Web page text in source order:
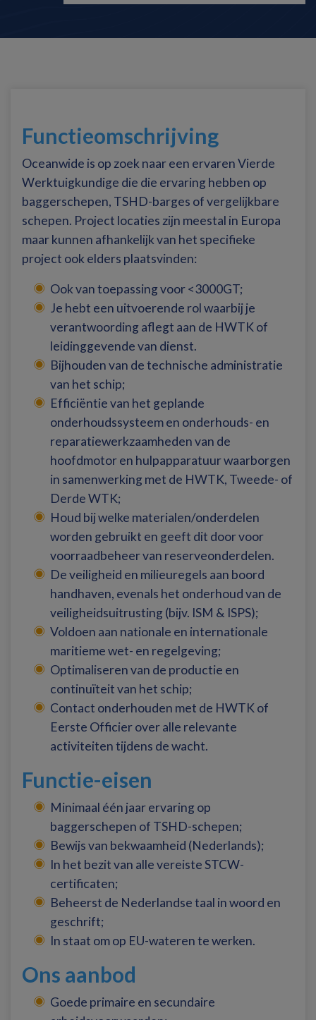
Functieomschrijving
Oceanwide is op zoek naar een ervaren Vierde
Werktuigkundige die die ervaring hebben op
baggerschepen, TSHD-barges of vergelijkbare
schepen. Project locaties zijn meestal in Europa
maar kunnen afhankelijk van het specifieke
project ook elders plaatsvinden:
Ook van toepassing voor <3000GT;
Je hebt een uitvoerende rol waarbij je
verantwoording aflegt aan de HWTK of
leidinggevende van dienst.
Bijhouden van de technische administratie
van het schip;
Efficiëntie van het geplande
onderhoudssysteem en onderhouds- en
reparatiewerkzaamheden van de
hoofdmotor en hulpapparatuur waarborgen
in samenwerking met de HWTK, Tweede- of
Derde WTK;
Houd bij welke materialen/onderdelen
worden gebruikt en geeft dit door voor
voorraadbeheer van reserveonderdelen.
De veiligheid en milieuregels aan boord
handhaven, evenals het onderhoud van de
veiligheidsuitrusting (bijv. ISM & ISPS);
Voldoen aan nationale en internationale
maritieme wet- en regelgeving;
Optimaliseren van de productie en
continuïteit van het schip;
Contact onderhouden met de HWTK of
Eerste Officier over alle relevante
activiteiten tijdens de wacht.
Functie-eisen
Minimaal één jaar ervaring op
baggerschepen of TSHD-schepen;
Bewijs van bekwaamheid (Nederlands);
In het bezit van alle vereiste STCW-
certificaten;
Beheerst de Nederlandse taal in woord en
geschrift;
In staat om op EU-wateren te werken.
Ons aanbod
Goede primaire en secundaire